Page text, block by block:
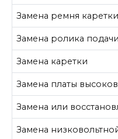
Замена ремня каретки
Замена ролика
Замена каретки
Замена платы
Замена или
Замена